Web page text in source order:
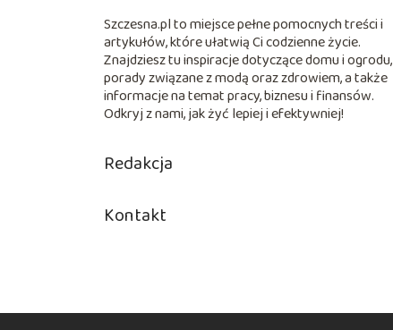
Szczesna.pl to miejsce pełne pomocnych treści i
artykułów, które ułatwią Ci codzienne życie.
Znajdziesz tu inspiracje dotyczące domu i ogrodu,
porady związane z modą oraz zdrowiem, a także
informacje na temat pracy, biznesu i finansów.
Odkryj z nami, jak żyć lepiej i efektywniej!
Redakcja
Kontakt